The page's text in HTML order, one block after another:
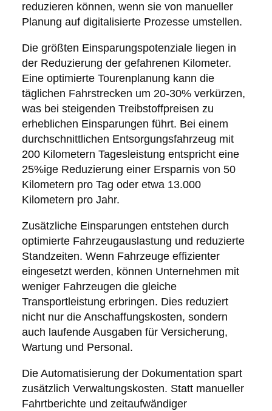
reduzieren können, wenn sie von manueller
Planung auf digitalisierte Prozesse umstellen.
Die größten Einsparungspotenziale liegen in
der Reduzierung der gefahrenen Kilometer.
Eine optimierte Tourenplanung kann die
täglichen Fahrstrecken um 20-30% verkürzen,
was bei steigenden Treibstoffpreisen zu
erheblichen Einsparungen führt. Bei einem
durchschnittlichen Entsorgungsfahrzeug mit
200 Kilometern Tagesleistung entspricht eine
25%ige Reduzierung einer Ersparnis von 50
Kilometern pro Tag oder etwa 13.000
Kilometern pro Jahr.
Zusätzliche Einsparungen entstehen durch
optimierte Fahrzeugauslastung und reduzierte
Standzeiten. Wenn Fahrzeuge effizienter
eingesetzt werden, können Unternehmen mit
weniger Fahrzeugen die gleiche
Transportleistung erbringen. Dies reduziert
nicht nur die Anschaffungskosten, sondern
auch laufende Ausgaben für Versicherung,
Wartung und Personal.
Die Automatisierung der Dokumentation spart
zusätzlich Verwaltungskosten. Statt manueller
Fahrtberichte und zeitaufwändiger